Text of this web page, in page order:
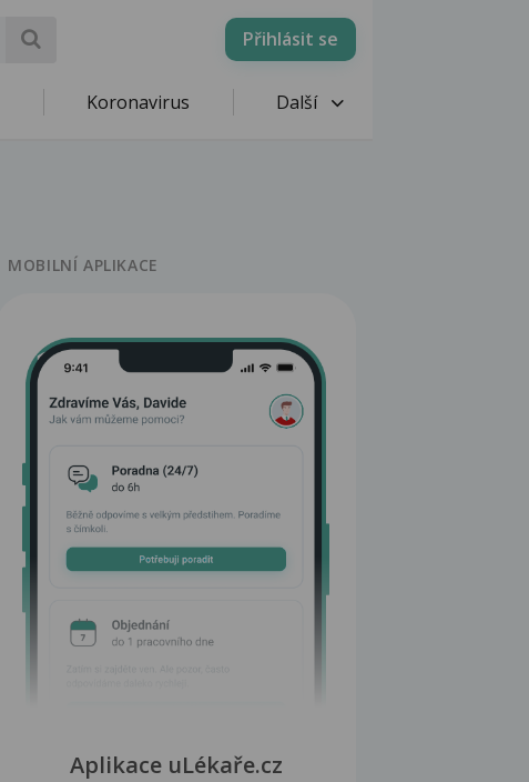
Přihlásit se
Koronavirus Další
MOBILNÍ APLIKACE
Aplikace uLékaře.cz